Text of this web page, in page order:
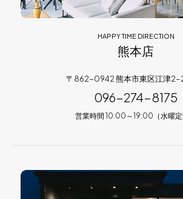
HAPPY TIME DIRECTION
熊本店
〒862-0942 熊本市東区江津
096-274-8175
営業時間 10:00～19:00（水曜定